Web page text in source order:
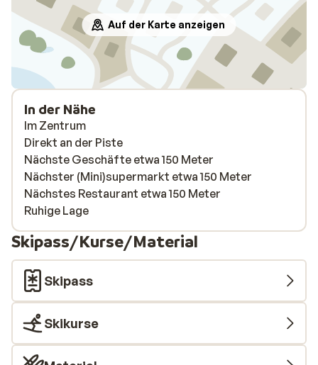
Auf der Karte anzeigen
In der Nähe
Im Zentrum
Direkt an der Piste
Nächste Geschäfte etwa 150 Meter
Nächster (Mini)supermarkt etwa 150 Meter
Nächstes Restaurant etwa 150 Meter
Ruhige Lage
Skipass/Kurse/Material
Skipass
Skikurse